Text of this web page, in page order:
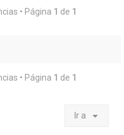
• Página 1 de 1
• Página 1 de 1
Ir a